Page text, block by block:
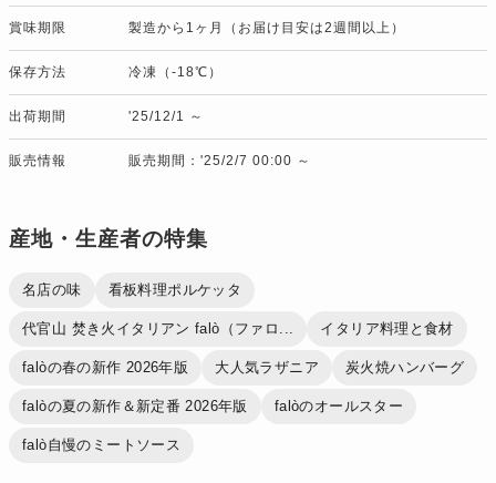
賞味期限 製造から1ヶ月（お届け目安は2週間以上）
保存方法 冷凍（-18℃）
出荷期間 '25/12/1 ～
販売情報 販売期間：'25/2/7 00:00 ～
産地・生産者の特集
名店の味 看板料理ポルケッタ
代官山 焚き火イタリアン falò（ファロ... イタリア料理と食材
falòの春の新作 2026年版 大人気ラザニア 炭火焼ハンバーグ
falòの夏の新作＆新定番 2026年版 falòのオールスター
falò自慢のミートソース